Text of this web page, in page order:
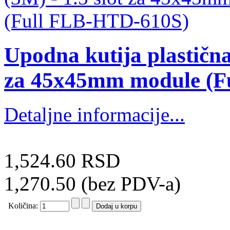
Upodna kutija
za 45x45mm module
Detaljne informacije...
1,524.60 RSD
1,270.50 (bez PDV-a)
Količina: